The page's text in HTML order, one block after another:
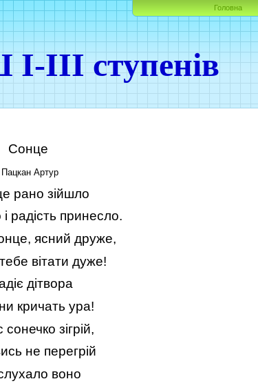
ІІІ ступенів
Головна
Сонце
Пацкан Артур
рано зійшло
радість принесло.
ясний друже,
вітати дуже!
дітвора
кричать ура!
зігрій,
не перегрій
воно